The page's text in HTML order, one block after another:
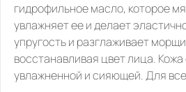
гидрофильное масло, которое
увлажняет ее и делает
упругость и разглаживает
восстанавливая цвет лица.
увлажненной и сияющей. Для